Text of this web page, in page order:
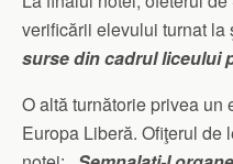
verificării elevului turnat la
surse din cadrul liceului
O altă turnătorie privea un
Europa Liberă. Ofiţerul de